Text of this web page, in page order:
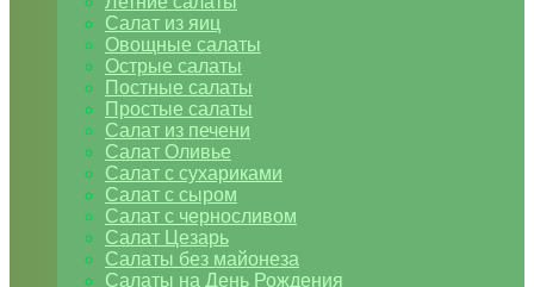
Салат из яиц
Овощные салаты
Острые салаты
Постные салаты
Простые салаты
Салат из печени
Салат Оливье
Салат с сухариками
Салат с сыром
Салат с черносливом
Салат Цезарь
Салаты без майонеза
Салаты на День Рождения